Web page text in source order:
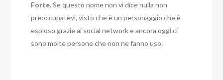
Forte. Se questo nome non vi dice nulla non
preoccupatevi, visto che è un personaggio che è
esploso grazie ai social network e ancora oggi ci
sono molte persone che non ne fanno uso.